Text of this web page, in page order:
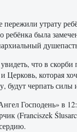
утрату
была
что в
которая
будут черпать
Господень» в
(Franciszek